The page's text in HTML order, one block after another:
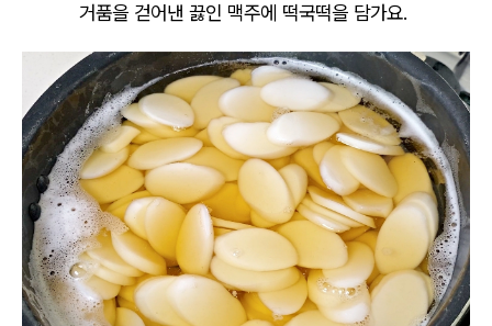
거품을 걷어낸 끓인 맥주에 떡국떡을 담가요.